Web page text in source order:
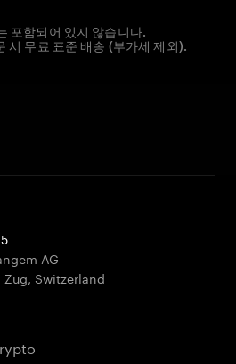
포함되어 있지 않습니다.
시 무료 표준 배송 (부가세 제외).
AG
, Switzerland